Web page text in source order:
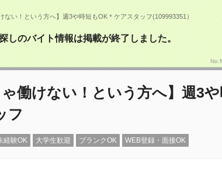
ない！という方へ】週3や時短もOK＊ケアスタッフ(109993351）
しのバイト情報は掲載が終了しました。
ゃ働けない！という方へ】週3や
フ
経験OK 大学生歓迎 ブランクOK WEB登録・面接OK